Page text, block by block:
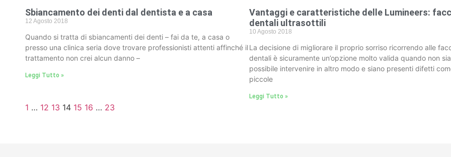
Sbiancamento dei denti dal dentista e a casa
12 Agosto 2018
Quando si tratta di sbiancamenti dei denti – fai da te, a casa o
presso una clinica seria dove trovare professionisti attenti affinché il
trattamento non crei alcun danno –
Leggi Tutto »
Vantaggi e caratteristiche delle Lumineers:
dentali ultrasottili
10 Agosto 2018
La decisione di migliorare il proprio sorriso ricorrendo alle
dentali è sicuramente un’opzione molto valida quando non sia
possibile intervenire in altro modo e siano presenti difetti
piccole
Leggi Tutto »
1 … 12 13 14 15 16 … 23